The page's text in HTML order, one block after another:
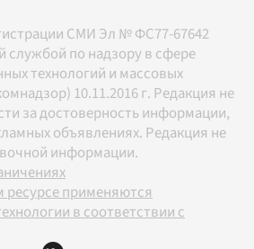
СМИ Эл № ФС77-67642
службой по надзору в сфере
технологий и массовых
10.11.2016 г. Редакция не
за достоверность информации,
объявлениях. Редакция не
информации.
применяются
в соответствии с